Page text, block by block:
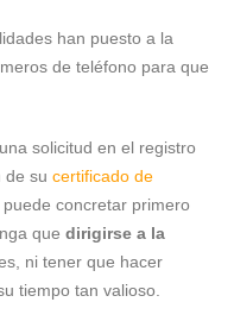
han puesto a la
de teléfono para que
solicitud en el registro
de su certificado de
concretar primero
que dirigirse a la
ni tener que hacer
tiempo tan valioso.